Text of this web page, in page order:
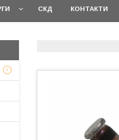
СКД КОНТАКТИ